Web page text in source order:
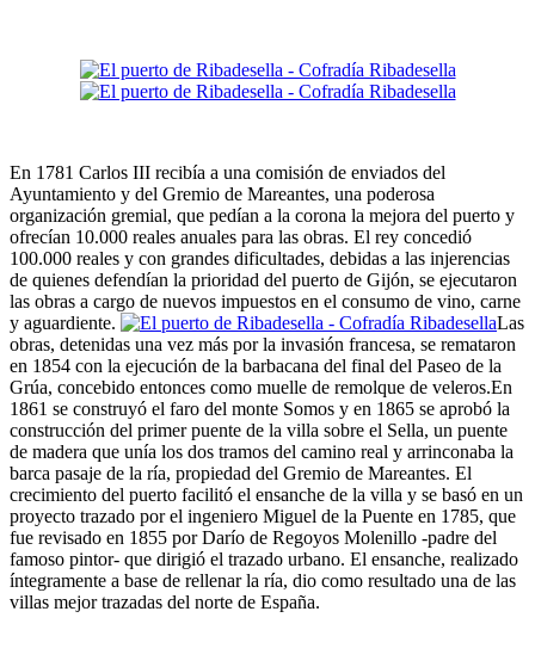
En 1781 Carlos III recibía a una comisión de enviados del
Ayuntamiento y del Gremio de Mareantes, una poderosa
organización gremial, que pedían a la corona la mejora del puerto y
ofrecían 10.000 reales anuales para las obras. El rey concedió
100.000 reales y con grandes dificultades, debidas a las injerencias
de quienes defendían la prioridad del puerto de Gijón, se ejecutaron
las obras a cargo de nuevos impuestos en el consumo de vino, carne
y aguardiente.
Las
obras, detenidas una vez más por la invasión francesa, se remataron
en 1854 con la ejecución de la barbacana del final del Paseo de la
Grúa, concebido entonces como muelle de remolque de veleros.En
1861 se construyó el faro del monte Somos y en 1865 se aprobó la
construcción del primer puente de la villa sobre el Sella, un puente
de madera que unía los dos tramos del camino real y arrinconaba la
barca pasaje de la ría, propiedad del Gremio de Mareantes. El
crecimiento del puerto facilitó el ensanche de la villa y se basó en un
proyecto trazado por el ingeniero Miguel de la Puente en 1785, que
fue revisado en 1855 por Darío de Regoyos Molenillo -padre del
famoso pintor- que dirigió el trazado urbano. El ensanche, realizado
íntegramente a base de rellenar la ría, dio como resultado una de las
villas mejor trazadas del norte de España.